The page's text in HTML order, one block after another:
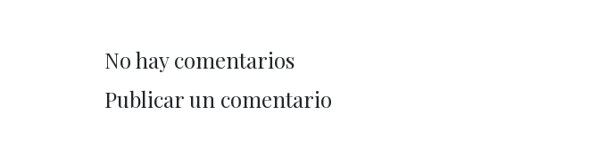
No hay comentarios
Publicar un comentario